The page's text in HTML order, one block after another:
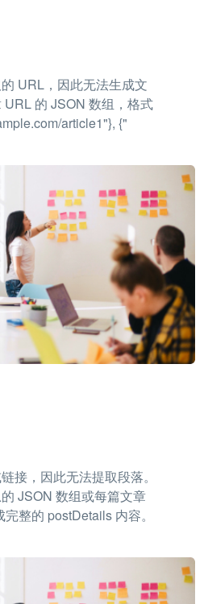
URL，因此无法生成文
的 JSON 数组，格式
article1"}, {"
接，因此无法提取段落。
JSON 数组或每篇文章
整的 postDetails 内容。